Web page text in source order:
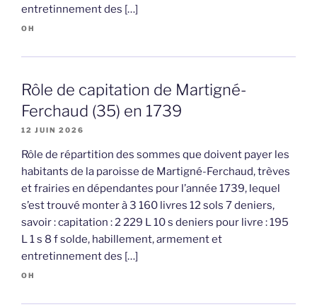
entretinnement des […]
OH
Rôle de capitation de Martigné-
Ferchaud (35) en 1739
12 JUIN 2026
Rôle de répartition des sommes que doivent payer les
habitants de la paroisse de Martigné-Ferchaud, trèves
et frairies en dépendantes pour l’année 1739, lequel
s’est trouvé monter à 3 160 livres 12 sols 7 deniers,
savoir : capitation : 2 229 L 10 s deniers pour livre : 195
L 1 s 8 f solde, habillement, armement et
entretinnement des […]
OH